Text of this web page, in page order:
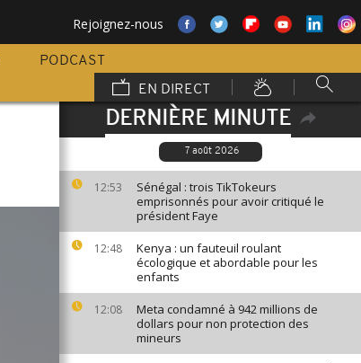
Rejoignez-nous
PODCAST
EN DIRECT
DERNIÈRE MINUTE
7 août 2026
12:53
Sénégal : trois TikTokeurs
emprisonnés pour avoir critiqué le
président Faye
12:48
Kenya : un fauteuil roulant
écologique et abordable pour les
enfants
12:08
Meta condamné à 942 millions de
dollars pour non protection des
mineurs